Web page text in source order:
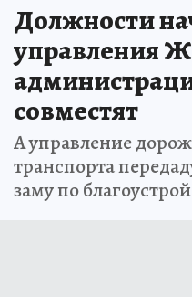
Должности
управления
совместят
А управление
транспорта
заму по